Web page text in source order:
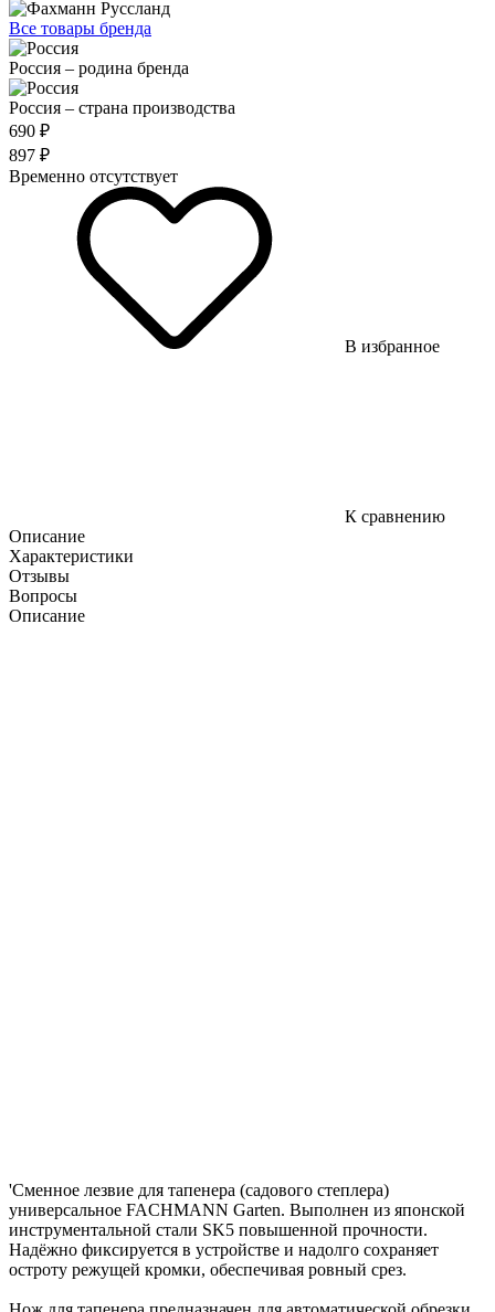
Все товары бренда
Россия – родина бренда
Россия – страна производства
690 ₽
897 ₽
Временно отсутствует
В избранное
К сравнению
Описание
Характеристики
Отзывы
Вопросы
Описание
'Сменное лезвие для тапенера (садового степлера)
универсальное FACHMANN Garten. Выполнен из японской
инструментальной стали SK5 повышенной прочности.
Надёжно фиксируется в устройстве и надолго сохраняет
остроту режущей кромки, обеспечивая ровный срез.